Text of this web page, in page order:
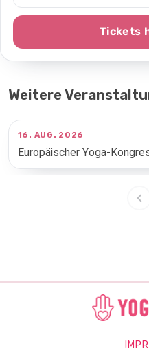
Tickets
Weitere
16. AUG. 2026
Europäischer Yoga-